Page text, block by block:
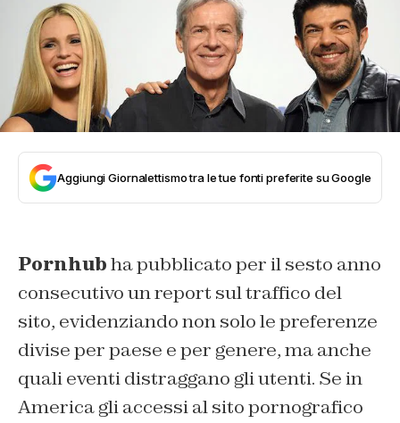
Aggiungi Giornalettismo tra le tue fonti preferite su Google
Pornhubha pubblicato per il sesto anno
consecutivo un report sul traffico del
sito, evidenziando non solo le preferenze
divise per paese e per genere, ma anche
quali eventi distraggano gli utenti. Se in
America gli accessi al sito pornografico